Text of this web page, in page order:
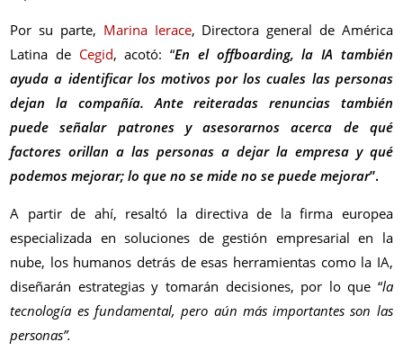
Por su parte, Marina Ierace, Directora general de América
Latina de Cegid, acotó: “En el offboarding, la IA también
ayuda a identificar los motivos por los cuales las personas
dejan la compañía. Ante reiteradas renuncias también
puede señalar patrones y asesorarnos acerca de qué
factores orillan a las personas a dejar la empresa y qué
podemos mejorar; lo que no se mide no se puede mejorar”.
A partir de ahí, resaltó la directiva de la firma europea
especializada en soluciones de gestión empresarial en la
nube, los humanos detrás de esas herramientas como la IA,
diseñarán estrategias y tomarán decisiones, por lo que “la
tecnología es fundamental, pero aún más importantes son las
personas”.